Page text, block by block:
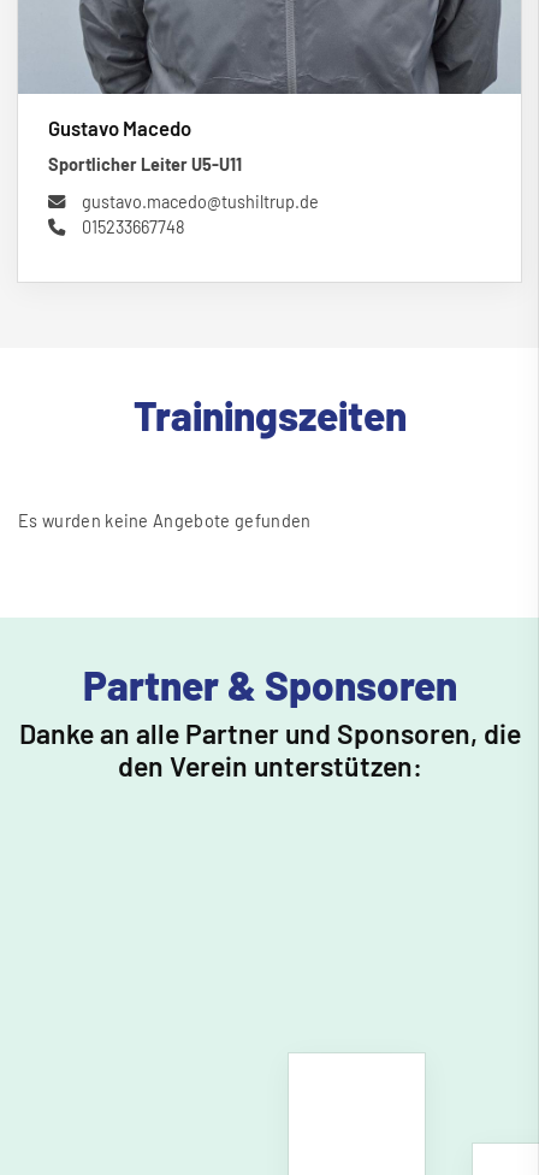
Gustavo Macedo
Sportlicher Leiter U5-U11
gustavo.macedo@tushiltrup.de
015233667748
Trainingszeiten
Es wurden keine Angebote gefunden
Partner & Sponsoren
Danke an alle Partner und Sponsoren, die
den Verein unterstützen: